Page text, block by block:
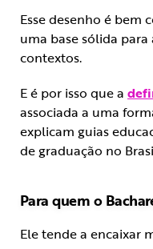
Esse desenho é bem
uma base sólida
contextos.
E é por isso que a
associada a uma
explicam guias
de graduação no
Para quem o
Ele tende a encaixar